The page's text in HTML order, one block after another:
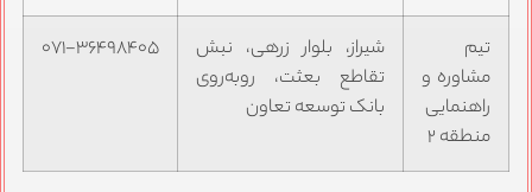
تیم
مشاوره و
راهنمایی
منطقه ۲
شیراز، بلوار زرهی، نبش
تقاطع بعثت، روبه‌روی
بانک توسعه تعاون
۰۷۱-۳۶۴۹۸۴۰۵